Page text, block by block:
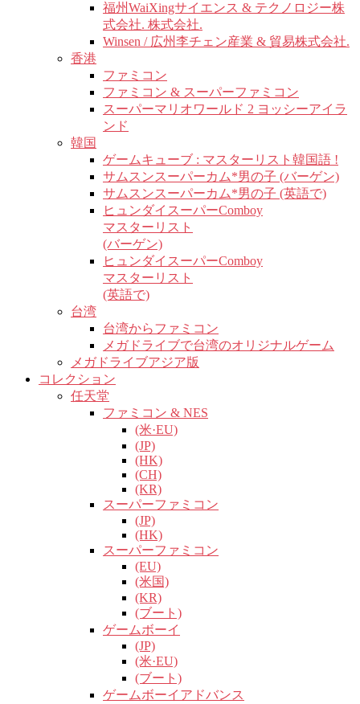
福州WaiXingサイエンス & テクノロジー株
式会社. 株式会社.
Winsen / 広州李チェン産業 & 貿易株式会社.
香港
ファミコン
ファミコン & スーパーファミコン
スーパーマリオワールド 2 ヨッシーアイラ
ンド
韓国
ゲームキューブ : マスターリスト韓国語 !
サムスンスーパーカム*男の子 (バーゲン)
サムスンスーパーカム*男の子 (英語で)
ヒュンダイスーパーComboy
マスターリスト
(バーゲン)
ヒュンダイスーパーComboy
マスターリスト
(英語で)
台湾
台湾からファミコン
メガドライブで台湾のオリジナルゲーム
メガドライブアジア版
コレクション
任天堂
ファミコン & NES
(米·EU)
(JP)
(HK)
(CH)
(KR)
スーパーファミコン
(JP)
(HK)
スーパーファミコン
(EU)
(米国)
(KR)
(ブート)
ゲームボーイ
(JP)
(米·EU)
(ブート)
ゲームボーイアドバンス